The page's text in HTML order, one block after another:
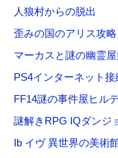
人狼村からの脱出
歪みの国のアリス攻略
マーカスと謎の幽霊
PS4インターネット
FF14謎の事件屋ヒル
謎解きRPG IQダンジ
Ib イヴ 異世界の美術